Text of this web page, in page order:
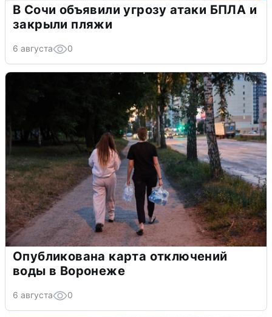
В Сочи объявили угрозу атаки БПЛА и
закрыли пляжи
6 августа 0
Опубликована карта отключений
воды в Воронеже
6 августа 0